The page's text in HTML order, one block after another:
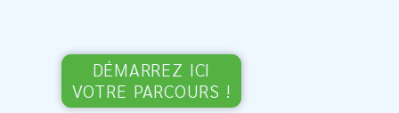
DÉMARREZ ICI
VOTRE PARCOURS !